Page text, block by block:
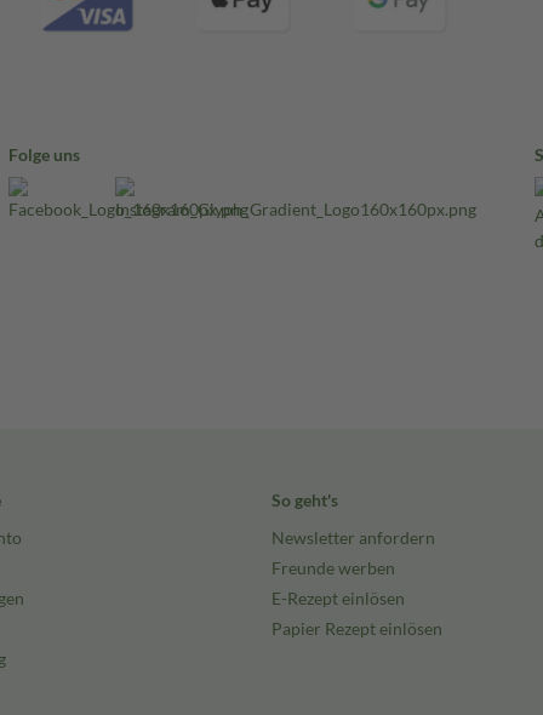
Folge uns
So geht's
Newsletter anfordern
Freunde werben
E-Rezept einlösen
Papier Rezept einlösen